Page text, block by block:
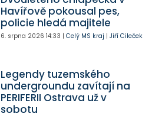
Havířově pokousal pes,
policie hledá majitele
6. srpna 2026 14:33 | Celý MS kraj | Jiří Cileček
Legendy tuzemského
undergroundu zavítají na
PERIFERII Ostrava už v
sobotu